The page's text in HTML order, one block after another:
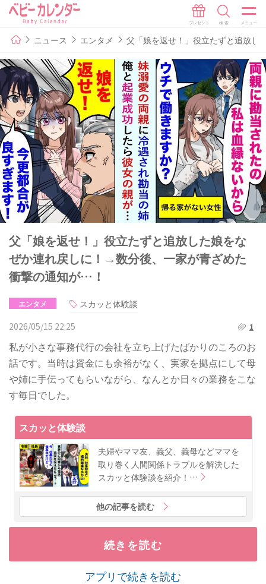
ニュース エンタメ 父「娘を返せ！」役立たずと追放
父「娘を返せ！」役立たずと追放した娘をな
ぜか連れ戻しに！→数分後、一家が青ざめた
衝撃の通知が…！
エンタメ
スカッと体験談
2026/05/15 22:25
1
私が小さな事務代行の会社を立ち上げたばかりのころのお
話です。当時は資金にも余裕がなく、実家を拠点にして母
や姉に手伝ってもらいながら、なんとか日々の業務をこな
す毎日でした。
スカッと体験談
夫婦やママ友、義父、義母などママを
取り巻く人間関係トラブルを解決した
スカッと体験談を紹介！…
他の記事を読む
続きを読む
アプリで続きを読む